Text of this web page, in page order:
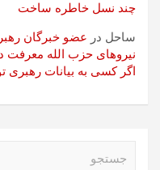
چند نسل خاطره ساخت
ساحل در عضو خبرگان
نیروهای حزب الله معرفت
اگر کسی به بیانات